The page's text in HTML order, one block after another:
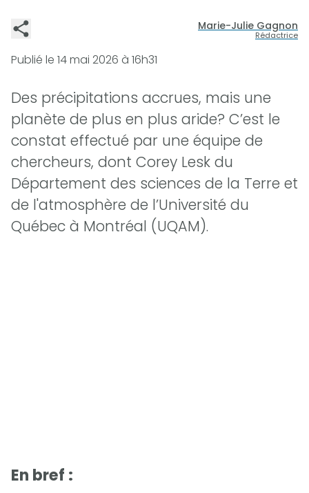
Marie-Julie Gagnon
Rédactrice
Publié le 14 mai 2026 à 16h31
Des précipitations accrues, mais une
planète de plus en plus aride? C’est le
constat effectué par une équipe de
chercheurs, dont Corey Lesk du
Département des sciences de la Terre et
de l'atmosphère de l’Université du
Québec à Montréal (UQAM).
En bref :